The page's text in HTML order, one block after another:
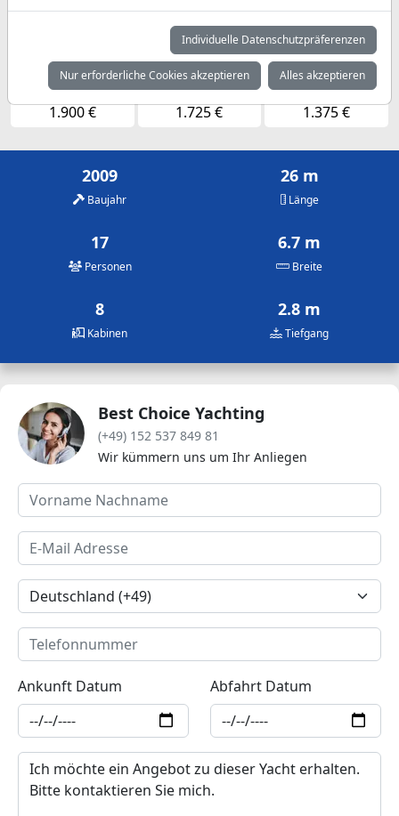
1.375 €
Juni
1.550 €
Juli
1.800 €
August
1.900 €
September
1.725 €
Oktober
1.375 €
2009
Baujahr
26 m
Länge
17
Personen
6.7 m
Breite
8
Kabinen
2.8 m
Tiefgang
Best Choice Yachting
(+49) 152 537 849 81
Wir kümmern uns um Ihr Anliegen
Ankunft Datum Abfahrt Datum
Individuelle Datenschutzpräferenzen
Nur erforderliche Cookies akzeptieren Alles akzeptieren